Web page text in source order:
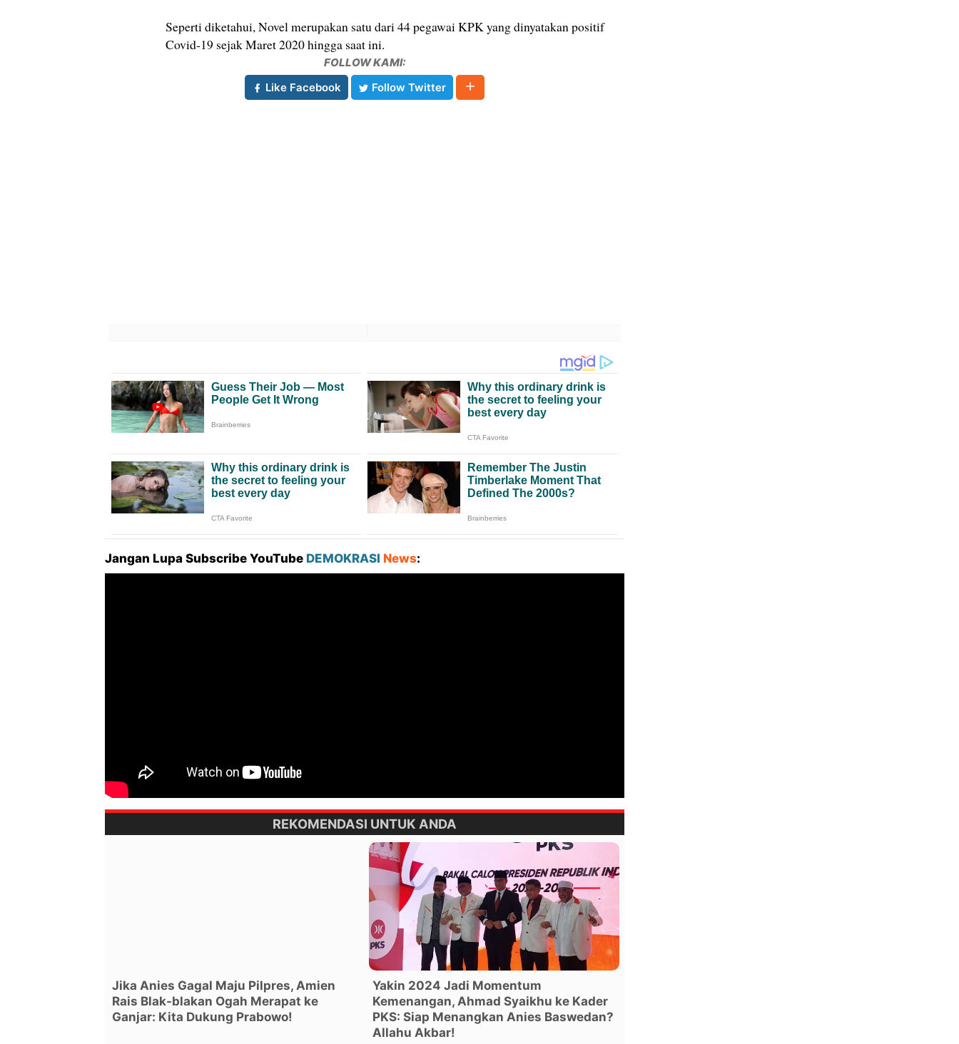
Seperti diketahui, Novel merupakan satu dari 44 pegawai KPK yang dinyatakan positif
Covid-19 sejak Maret 2020 hingga saat ini.
FOLLOW KAMI:
Like Facebook
Follow Twitter
Jangan Lupa Subscribe YouTube DEMOKRASI News:
REKOMENDASI UNTUK ANDA
Jika Anies Gagal Maju Pilpres, Amien
Rais Blak-blakan Ogah Merapat ke
Ganjar: Kita Dukung Prabowo!
Yakin 2024 Jadi Momentum
Kemenangan, Ahmad Syaikhu ke Kader
PKS: Siap Menangkan Anies Baswedan?
Allahu Akbar!